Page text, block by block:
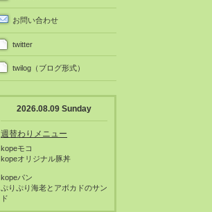
お問い合わせ
twitter
twilog（ブログ形式）
2026.08.09 Sunday
週替わりメニュー
kopeモコ
kopeオリジナル豚丼
kopeパン
ぷりぷり海老とアボカドのサン
ド